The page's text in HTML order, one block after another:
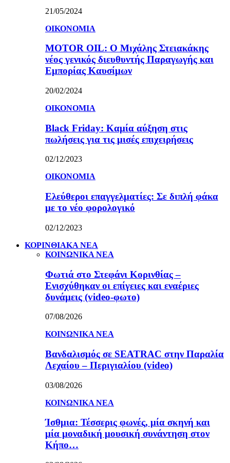
21/05/2024
ΟΙΚΟΝΟΜΙΑ
MOTOR OIL: Ο Μιχάλης Στειακάκης
νέος γενικός διευθυντής Παραγωγής και
Εμπορίας Καυσίμων
20/02/2024
ΟΙΚΟΝΟΜΙΑ
Black Friday: Καμία αύξηση στις
πωλήσεις για τις μισές επιχειρήσεις
02/12/2023
ΟΙΚΟΝΟΜΙΑ
Ελεύθεροι επαγγελματίες: Σε διπλή φάκα
με το νέο φορολογικό
02/12/2023
ΚΟΡΙΝΘΙΑΚΑ ΝΕΑ
ΚΟΙΝΩΝΙΚΑ ΝΕΑ
Φωτιά στο Στεφάνι Κορινθίας –
Ενισχύθηκαν οι επίγειες και εναέριες
δυνάμεις (video-φωτο)
07/08/2026
ΚΟΙΝΩΝΙΚΑ ΝΕΑ
Βανδαλισμός σε SEATRAC στην Παραλία
Λεχαίου – Περιγιαλίου (video)
03/08/2026
ΚΟΙΝΩΝΙΚΑ ΝΕΑ
Ίσθμια: Τέσσερις φωνές, μία σκηνή και
μία μοναδική μουσική συνάντηση στον
Κήπο…